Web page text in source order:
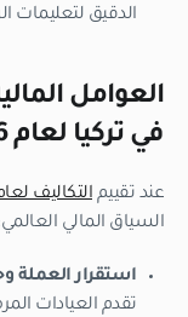
الدقيق لتعليمات
العوامل
في تركيا لعام 2026
عند تقييم التكاليف لعام
السياق المالي
استقرار العملة
تقدم العيادات